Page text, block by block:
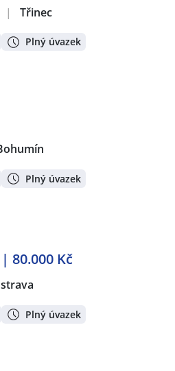
| Třinec
Plný úvazek
Plný úvazek
| 80.000 Kč
Plný úvazek